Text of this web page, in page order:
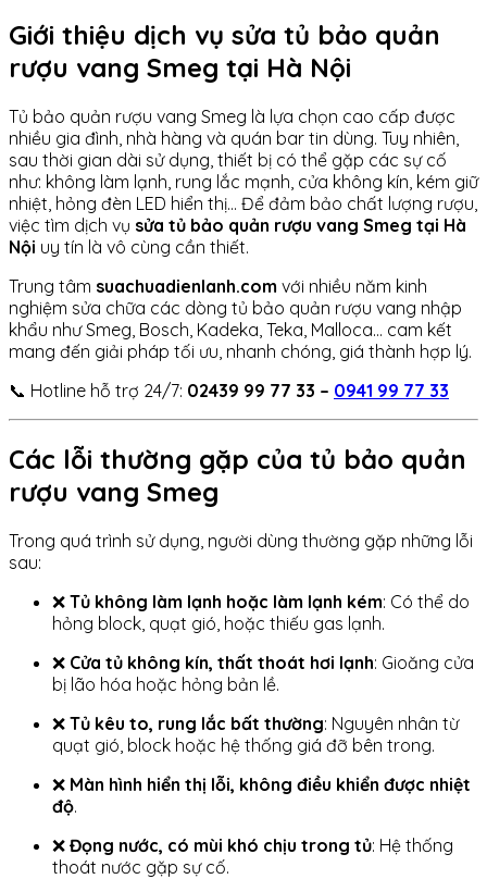
Giới thiệu dịch vụ sửa tủ bảo quản
rượu vang Smeg tại Hà Nội
Tủ bảo quản rượu vang Smeg là lựa chọn cao cấp được
nhiều gia đình, nhà hàng và quán bar tin dùng. Tuy nhiên,
sau thời gian dài sử dụng, thiết bị có thể gặp các sự cố
như: không làm lạnh, rung lắc mạnh, cửa không kín, kém giữ
nhiệt, hỏng đèn LED hiển thị… Để đảm bảo chất lượng rượu,
việc tìm dịch vụ sửa tủ bảo quản rượu vang Smeg tại Hà
Nội uy tín là vô cùng cần thiết.
Trung tâm suachuadienlanh.com với nhiều năm kinh
nghiệm sửa chữa các dòng tủ bảo quản rượu vang nhập
khẩu như Smeg, Bosch, Kadeka, Teka, Malloca… cam kết
mang đến giải pháp tối ưu, nhanh chóng, giá thành hợp lý.
📞 Hotline hỗ trợ 24/7: 02439 99 77 33 – 0941 99 77 33
Các lỗi thường gặp của tủ bảo quản
rượu vang Smeg
Trong quá trình sử dụng, người dùng thường gặp những lỗi
sau:
❌ Tủ không làm lạnh hoặc làm lạnh kém: Có thể do
hỏng block, quạt gió, hoặc thiếu gas lạnh.
❌ Cửa tủ không kín, thất thoát hơi lạnh: Gioăng cửa
bị lão hóa hoặc hỏng bản lề.
❌ Tủ kêu to, rung lắc bất thường: Nguyên nhân từ
quạt gió, block hoặc hệ thống giá đỡ bên trong.
❌ Màn hình hiển thị lỗi, không điều khiển được nhiệt
độ.
❌ Đọng nước, có mùi khó chịu trong tủ: Hệ thống
thoát nước gặp sự cố.